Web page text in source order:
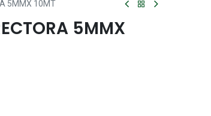
5MMX 10MT
5MMX